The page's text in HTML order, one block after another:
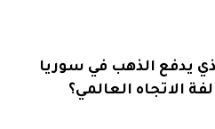
يدفع الذهب في سوريا
الاتجاه العالمي؟